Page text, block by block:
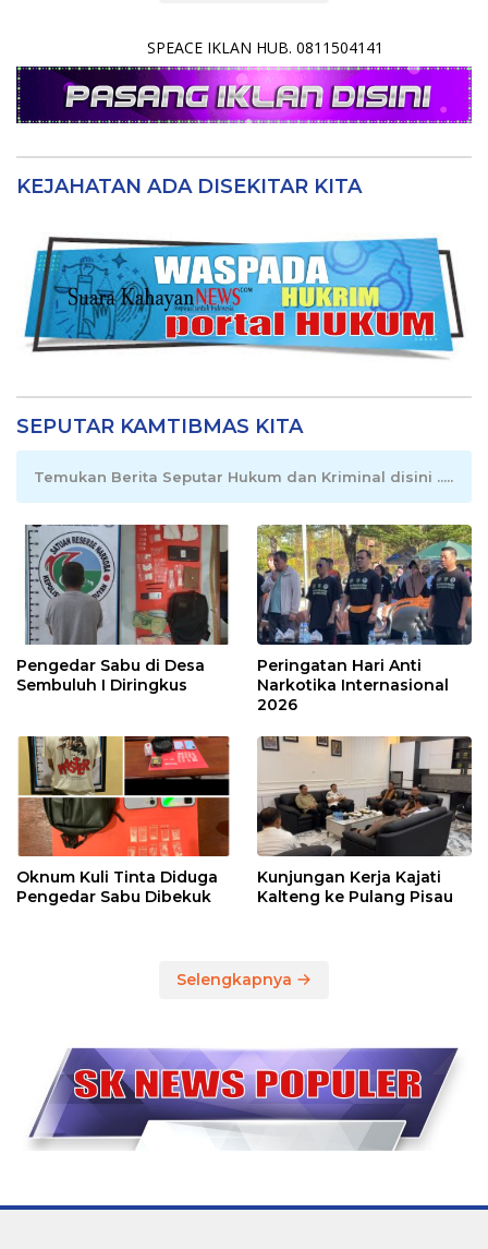
SPEACE IKLAN HUB. 0811504141
KEJAHATAN ADA DISEKITAR KITA
SEPUTAR KAMTIBMAS KITA
Temukan Berita Seputar Hukum dan Kriminal disini .....
Pengedar Sabu di Desa
Sembuluh I Diringkus
Peringatan Hari Anti
Narkotika Internasional
2026
Oknum Kuli Tinta Diduga
Pengedar Sabu Dibekuk
Kunjungan Kerja Kajati
Kalteng ke Pulang Pisau
Selengkapnya